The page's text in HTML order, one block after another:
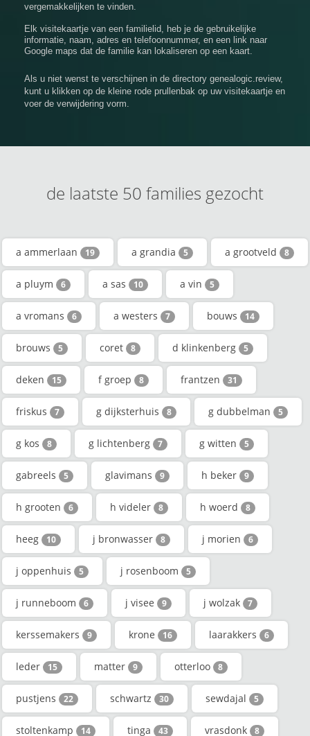
vergemakkelijken te vinden.
Elk visitekaartje van een familielid, heb je de gebruikelijke
informatie, naam, adres en telefoonnummer, en een link naar
Google maps dat de familie kan lokaliseren op een kaart.
Als u niet wenst te verschijnen in de directory genealogic.review,
kunt u klikken op de kleine rode prullenbak op uw visitekaartje en
voer de verwijdering vorm.
de laatste 50 families gezocht
a ammerlaan 19 a grandia 5 a grootveld 8
a pluym 6 a sas 10 a vin 5
a vromans 6 a westers 7 bouws 14
brouws 5 coret 8 d klinkenberg 5
deken 15 f groep 8 frantzen 31
friskus 7 g dijksterhuis 8 g dubbelman 5
g kos 8 g lichtenberg 7 g witten 5
gabreels 5 glavimans 9 h beker 9
h grooten 6 h videler 8 h woerd 8
heeg 10 j bronwasser 8 j morien 6
j oppenhuis 5 j rosenboom 5
j runneboom 6 j visee 9 j wolzak 7
kerssemakers 9 krone 16 laarakkers 6
leder 15 matter 9 otterloo 8
pustjens 22 schwartz 30 sewdajal 5
stoltenkamp 14 tinga 43 vrasdonk 8